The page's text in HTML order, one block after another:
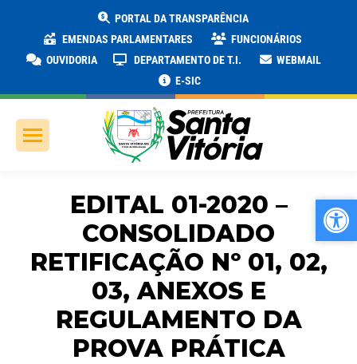
PORTAL DA TRANSPARÊNCIA
EMENDAS PARLAMENTARES
FUNCIONÁRIOS
OUVIDORIA
DEPARTAMENTO DE T.I.
WEBMAIL
E-SIC
EDITAL 01-2020 –
CONSOLIDADO
RETIFICAÇÃO Nº 01, 02,
03, ANEXOS E
REGULAMENTO DA
PROVA PRÁTICA